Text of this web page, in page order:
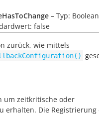
– Typ:
false
zurück, wie mittels
um zeitkritische oder
erhalten. Die